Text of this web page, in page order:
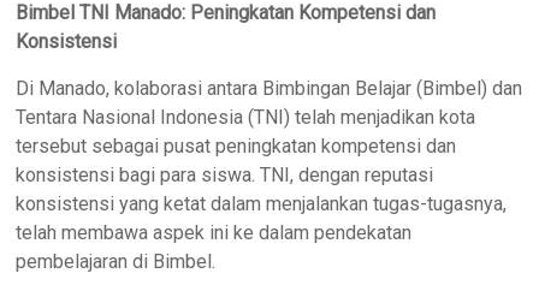
Bimbel TNI Manado: Peningkatan Kompetensi dan
Konsistensi
Di Manado, kolaborasi antara Bimbingan Belajar (Bimbel) dan
Tentara Nasional Indonesia (TNI) telah menjadikan kota
tersebut sebagai pusat peningkatan kompetensi dan
konsistensi bagi para siswa. TNI, dengan reputasi
konsistensi yang ketat dalam menjalankan tugas-tugasnya,
telah membawa aspek ini ke dalam pendekatan
pembelajaran di Bimbel.